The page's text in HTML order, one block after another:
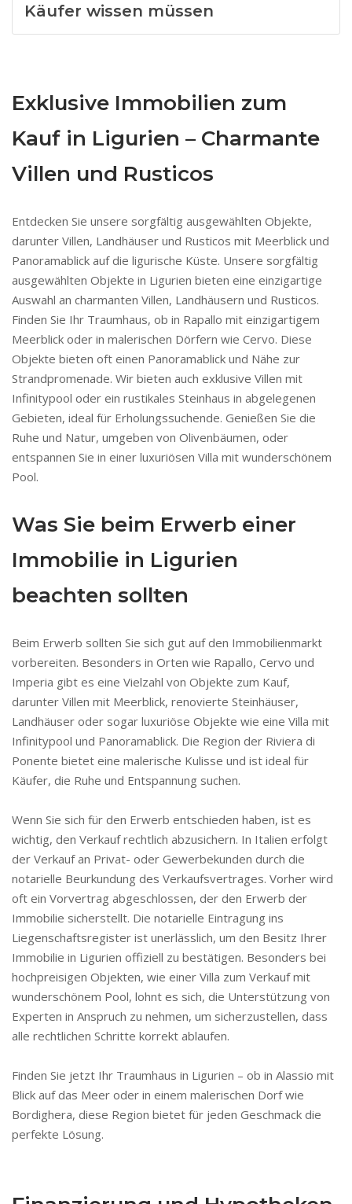
Käufer wissen müssen
Exklusive Immobilien zum
Kauf in Ligurien – Charmante
Villen und Rusticos
Entdecken Sie unsere sorgfältig ausgewählten Objekte,
darunter Villen, Landhäuser und Rusticos mit Meerblick und
Panoramablick auf die ligurische Küste. Unsere sorgfältig
ausgewählten Objekte in Ligurien bieten eine einzigartige
Auswahl an charmanten Villen, Landhäusern und Rusticos.
Finden Sie Ihr Traumhaus, ob in Rapallo mit einzigartigem
Meerblick oder in malerischen Dörfern wie Cervo. Diese
Objekte bieten oft einen Panoramablick und Nähe zur
Strandpromenade. Wir bieten auch exklusive Villen mit
Infinitypool oder ein rustikales Steinhaus in abgelegenen
Gebieten, ideal für Erholungssuchende. Genießen Sie die
Ruhe und Natur, umgeben von Olivenbäumen, oder
entspannen Sie in einer luxuriösen Villa mit wunderschönem
Pool.
Was Sie beim Erwerb einer
Immobilie in Ligurien
beachten sollten
Beim Erwerb sollten Sie sich gut auf den Immobilienmarkt
vorbereiten. Besonders in Orten wie Rapallo, Cervo und
Imperia gibt es eine Vielzahl von Objekte zum Kauf,
darunter Villen mit Meerblick, renovierte Steinhäuser,
Landhäuser oder sogar luxuriöse Objekte wie eine Villa mit
Infinitypool und Panoramablick. Die Region der Riviera di
Ponente bietet eine malerische Kulisse und ist ideal für
Käufer, die Ruhe und Entspannung suchen.
Wenn Sie sich für den Erwerb entschieden haben, ist es
wichtig, den Verkauf rechtlich abzusichern. In Italien erfolgt
der Verkauf an Privat- oder Gewerbekunden durch die
notarielle Beurkundung des Verkaufsvertrages. Vorher wird
oft ein Vorvertrag abgeschlossen, der den Erwerb der
Immobilie sicherstellt. Die notarielle Eintragung ins
Liegenschaftsregister ist unerlässlich, um den Besitz Ihrer
Immobilie in Ligurien offiziell zu bestätigen. Besonders bei
hochpreisigen Objekten, wie einer Villa zum Verkauf mit
wunderschönem Pool, lohnt es sich, die Unterstützung von
Experten in Anspruch zu nehmen, um sicherzustellen, dass
alle rechtlichen Schritte korrekt ablaufen.
Finden Sie jetzt Ihr Traumhaus in Ligurien – ob in Alassio mit
Blick auf das Meer oder in einem malerischen Dorf wie
Bordighera, diese Region bietet für jeden Geschmack die
perfekte Lösung.